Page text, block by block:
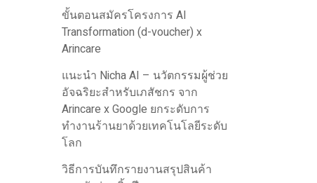
ขั้นตอนสมัครโครงการ AI
Transformation (d-voucher) x
Arincare
แนะนำ Nicha AI – นวัตกรรมผู้ช่วย
อัจฉริยะสำหรับเภสัชกร จาก
Arincare x Google ยกระดับการ
ทำงานร้านยาด้วยเทคโนโลยีระดับ
โลก
วิธีการบันทึกรายงานสรุปสินค้า